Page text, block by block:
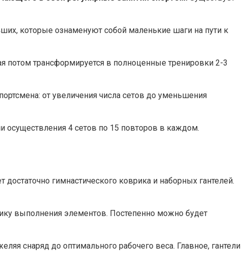
которые ознаменуют собой маленькие шаги на пути к
трансформируется в полноценные тренировки 2-3
от увеличения числа сетов до уменьшения
осуществления 4 сетов по 15 повторов в каждом.
гимнастического коврика и наборных гантелей.
выполнения элементов. Постепенно можно будет
снаряд до оптимального рабочего веса. Главное, гантели